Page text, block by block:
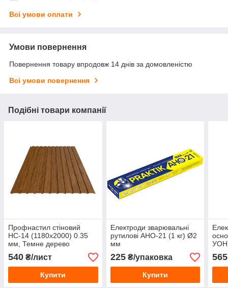
Всі умови оплати
Умови повернення
Повернення товару впродовж 14 днів за домовленістю
Всі умови повернення
Подібні товари компанії
Профнастил стіновий
НС-14 (1180x2000) 0.35
мм, Темне дерево
540 ₴/лист
Купити
Електроди зварювальні
рутилові АНО-21 (1 кг) Ø2
мм
225₴/упаковка
Купити
шов
565